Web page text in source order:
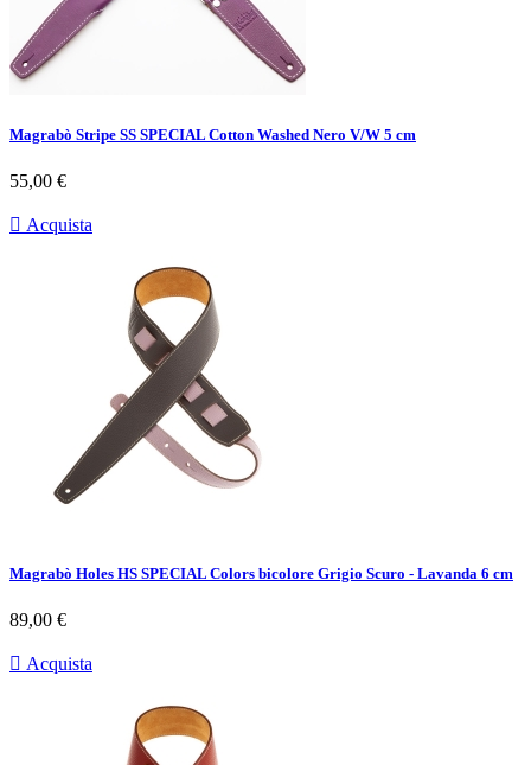
Magrabò Stripe SS SPECIAL Cotton Washed Nero V/W 5 cm
Prezzo
55,00 €
 Acquista
Magrabò Holes HS SPECIAL Colors bicolore Grigio Scuro - Lavanda 6 cm
Prezzo
89,00 €
 Acquista